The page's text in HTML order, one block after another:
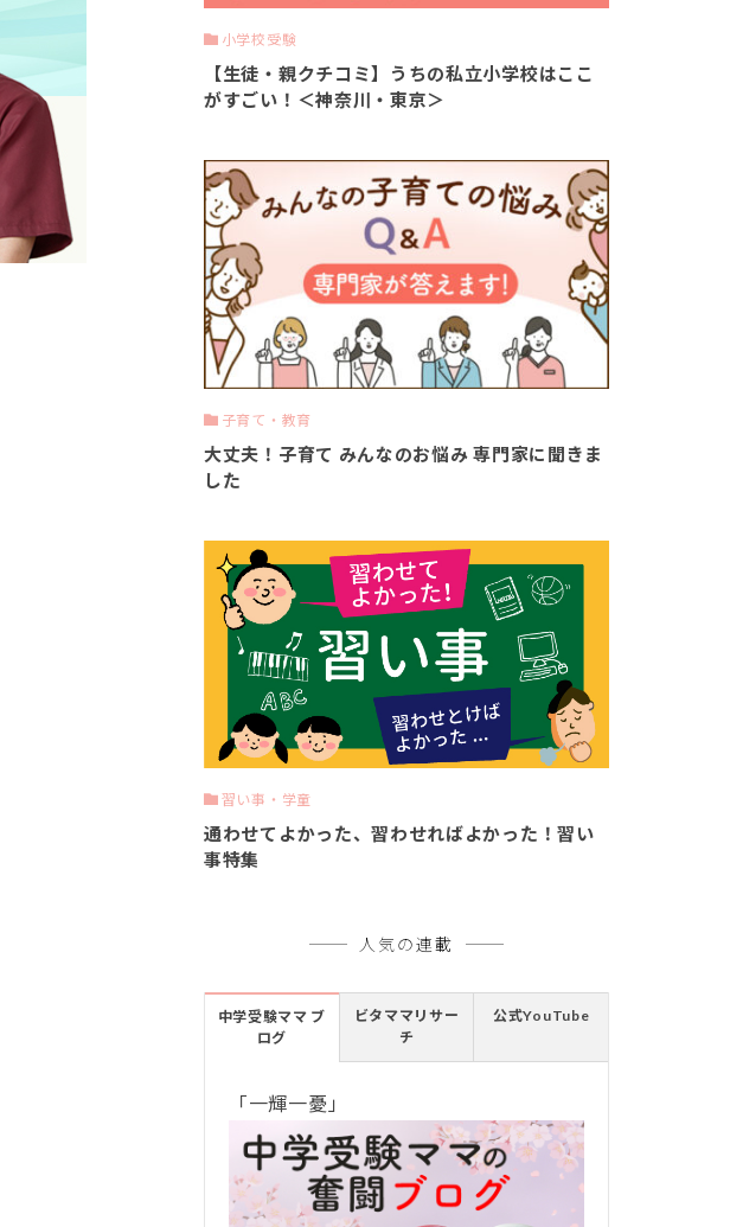
小学校受験
【生徒・親クチコミ】うちの私立小学校はここ
がすごい！＜神奈川・東京＞
子育て・教育
大丈夫！子育て みんなのお悩み 専門家に聞きま
した
習い事・学童
通わせてよかった、習わせればよかった！習い
事特集
人気の連載
中学受験ママ ブ
ログ
ビタママリサー
チ
公式YouTube
「一輝一憂」